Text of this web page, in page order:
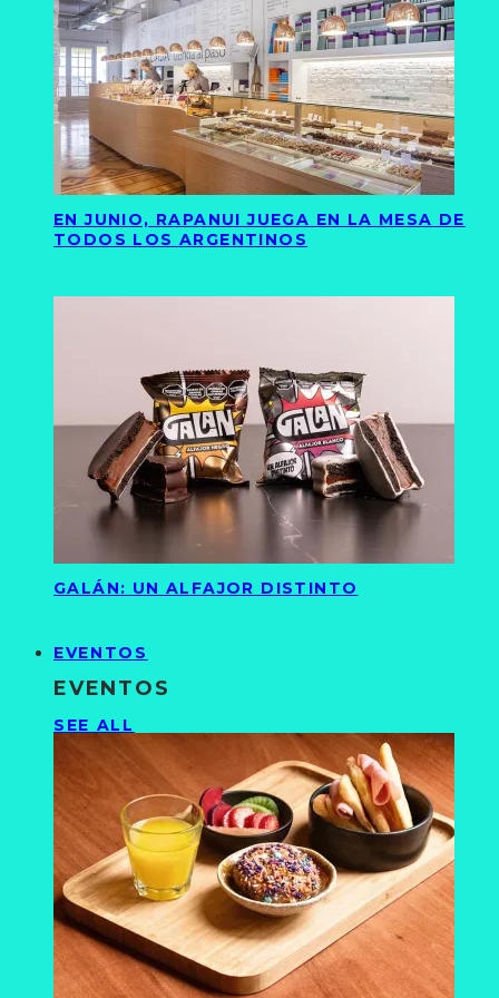
EN JUNIO, RAPANUI JUEGA EN LA MESA DE
TODOS LOS ARGENTINOS
GALÁN: UN ALFAJOR DISTINTO
EVENTOS
EVENTOS
SEE ALL